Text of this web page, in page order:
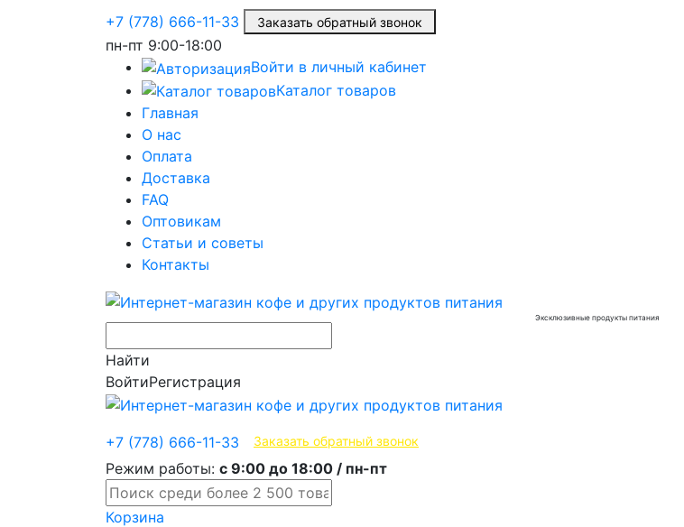
+7 (778) 666-11-33 Заказать обратный звонок
пн-пт 9:00-18:00
Войти в личный кабинет
Каталог товаров
Главная
О нас
Оплата
Доставка
FAQ
Оптовикам
Статьи и советы
Контакты
Эксклюзивные продукты питания
Найти
ВойтиРегистрация
+7 (778) 666-11-33 Заказать обратный звонок
Режим работы: с 9:00 до 18:00 / пн-пт
Корзина